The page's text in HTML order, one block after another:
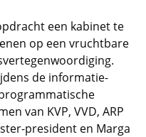
een kabinet te
op een vruchtbare
de informatie-
van KVP, VVD, ARP
president en Marga